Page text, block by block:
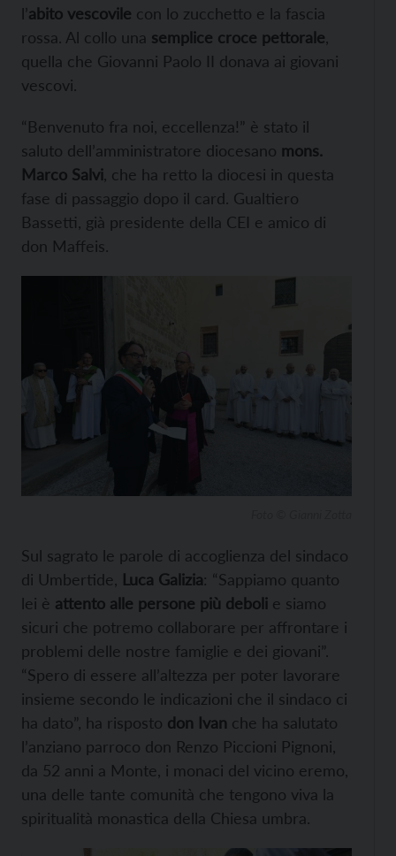
l’abito vescovile con lo zucchetto e la fascia
rossa. Al collo una semplice croce pettorale
quella che Giovanni Paolo II donava ai giovani
vescovi.
“Benvenuto fra noi, eccellenza!” è stato il
saluto dell’amministratore diocesano mons.
Marco Salvi , che ha retto la diocesi in questa
fase di passaggio dopo il card. Gualtiero
Bassetti, già presidente della CEI e amico di
don Maffeis.
Sul sagrato le parole di accoglienza del sindaco
di Umbertide, Luca Galizia: “Sappiamo quanto
lei è attento alle persone più deboli e siamo
sicuri che potremo collaborare per affrontare i
problemi delle nostre famiglie e dei giovani”.
“Spero di essere all’altezza per poter lavorare
insieme secondo le indicazioni che il sindaco ci
ha dato”, ha risposto don Ivan che ha salutato
l’anziano parroco don Renzo Piccioni Pignoni,
da 52 anni a Monte, i monaci del vicino eremo,
una delle tante comunità che tengono viva la
spiritualità monastica della Chiesa umbra.